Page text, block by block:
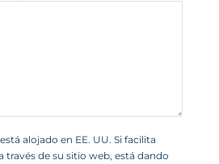
alojado en EE. UU. Si facilita
través de su sitio web, está dando